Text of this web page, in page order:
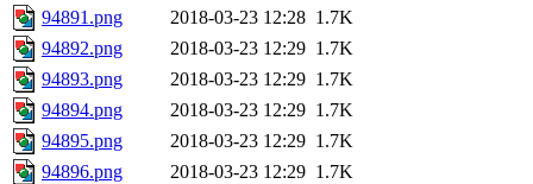
94891.png
2018-03-23 12:28 1.7K
94892.png
2018-03-23 12:29 1.7K
94893.png
2018-03-23 12:29 1.7K
94894.png
2018-03-23 12:29 1.7K
94895.png
2018-03-23 12:29 1.7K
94896.png
2018-03-23 12:29 1.7K